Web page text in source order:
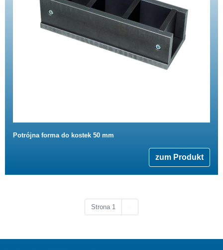
Potrójna forma do kostek 50 mm
zum Produkt
Strona 1